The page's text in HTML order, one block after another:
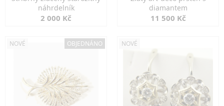
náhrdelník
2 000 Kč
diamantem
11 500 Kč
NOVÉ OBJEDNÁNO NOVÉ